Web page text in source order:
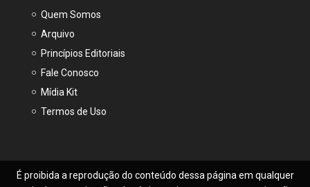
Quem Somos
Arquivo
Princípios Editoriais
Fale Conosco
Mídia Kit
Termos de Uso
É proibida a reprodução do conteúdo dessa página em qualquer